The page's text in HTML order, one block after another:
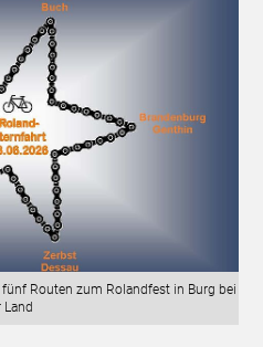
Routen zum Rolandfest in Burg bei